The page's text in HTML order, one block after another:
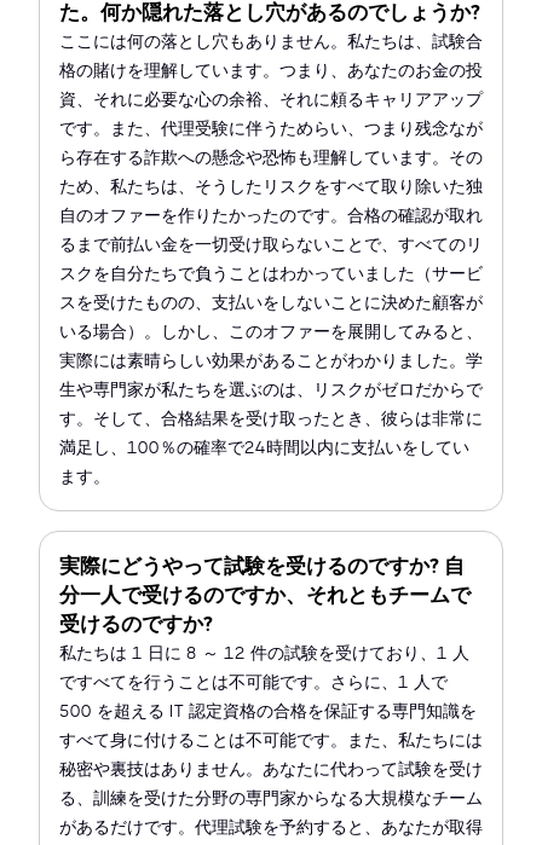
た。何か隠れた落とし穴があるのでしょうか?
ここには何の落とし穴もありません。私たちは、試験合
格の賭けを理解しています。つまり、あなたのお金の投
資、それに必要な心の余裕、それに頼るキャリアアップ
です。また、代理受験に伴うためらい、つまり残念なが
ら存在する詐欺への懸念や恐怖も理解しています。その
ため、私たちは、そうしたリスクをすべて取り除いた独
自のオファーを作りたかったのです。合格の確認が取れ
るまで前払い金を一切受け取らないことで、すべてのリ
スクを自分たちで負うことはわかっていました（サービ
スを受けたものの、支払いをしないことに決めた顧客が
いる場合）。しかし、このオファーを展開してみると、
実際には素晴らしい効果があることがわかりました。学
生や専門家が私たちを選ぶのは、リスクがゼロだからで
す。そして、合格結果を受け取ったとき、彼らは非常に
満足し、100％の確率で24時間以内に支払いをしてい
ます。
実際にどうやって試験を受けるのですか? 自
分一人で受けるのですか、それともチームで
受けるのですか?
私たちは 1 日に 8 ～ 12 件の試験を受けており、1 人
ですべてを行うことは不可能です。さらに、1 人で
500 を超える IT 認定資格の合格を保証する専門知識を
すべて身に付けることは不可能です。また、私たちには
秘密や裏技はありません。あなたに代わって試験を受け
る、訓練を受けた分野の専門家からなる大規模なチーム
があるだけです。代理試験を予約すると、あなたが取得